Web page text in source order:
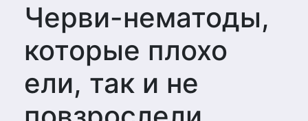
Черви-нематоды,
которые плохо
ели, так и не